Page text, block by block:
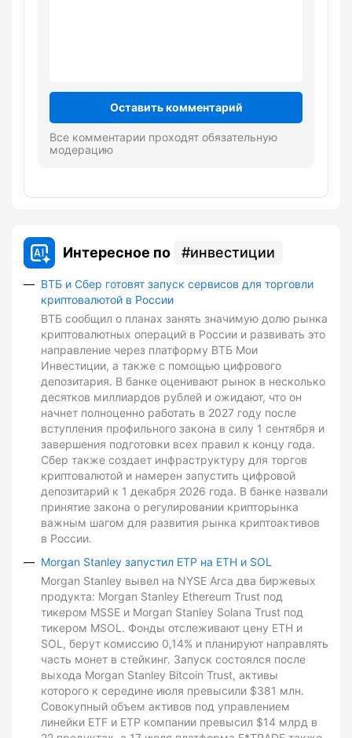
Оставить комментарий
Все комментарии проходят обязательную
модерацию
Интересное по инвестиции
ВТБ и Сбер готовят запуск сервисов для торговли
криптовалютой в России
ВТБ сообщил о планах занять значимую долю рынка
криптовалютных операций в России и развивать это
направление через платформу ВТБ Мои
Инвестиции, а также с помощью цифрового
депозитария. В банке оценивают рынок в несколько
десятков миллиардов рублей и ожидают, что он
начнет полноценно работать в 2027 году после
вступления профильного закона в силу 1 сентября и
завершения подготовки всех правил к концу года.
Сбер также создает инфраструктуру для торгов
криптовалютой и намерен запустить цифровой
депозитарий к 1 декабря 2026 года. В банке назвали
принятие закона о регулировании крипторынка
важным шагом для развития рынка криптоактивов
в России.
Morgan Stanley запустил ETP на ETH и SOL
Morgan Stanley вывел на NYSE Arca два биржевых
продукта: Morgan Stanley Ethereum Trust под
тикером MSSE и Morgan Stanley Solana Trust под
тикером MSOL. Фонды отслеживают цену ETH и
SOL, берут комиссию 0,14% и планируют направлять
часть монет в стейкинг. Запуск состоялся после
выхода Morgan Stanley Bitcoin Trust, активы
которого к середине июля превысили $381 млн.
Совокупный объем активов под управлением
линейки ETF и ETP компании превысил $14 млрд в